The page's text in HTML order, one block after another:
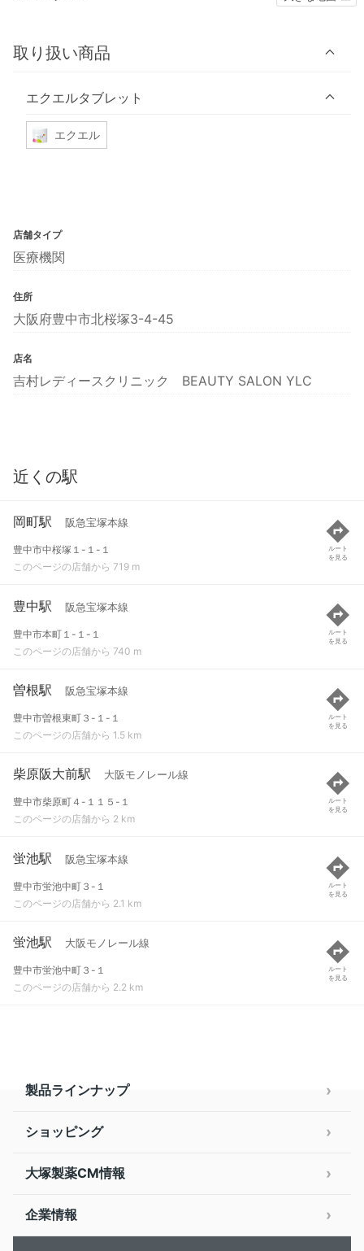
取り扱い商品
エクエルタブレット
エクエル
店舗タイプ
医療機関
住所
大阪府豊中市北桜塚3-4-45
店名
吉村レディースクリニック BEAUTY SALON YLC
近くの駅
岡町駅 阪急宝塚本線
豊中市中桜塚１-１-１
このページの店舗から 719 m
ルート
を見る
豊中駅 阪急宝塚本線
豊中市本町１-１-１
このページの店舗から 740 m
ルート
を見る
曽根駅 阪急宝塚本線
豊中市曽根東町３-１-１
このページの店舗から 1.5 km
ルート
を見る
柴原阪大前駅 大阪モノレール線
豊中市柴原町４-１１５-１
このページの店舗から 2 km
ルート
を見る
蛍池駅 阪急宝塚本線
豊中市蛍池中町３-１
このページの店舗から 2.1 km
ルート
を見る
蛍池駅 大阪モノレール線
豊中市蛍池中町３-１
このページの店舗から 2.2 km
ルート
を見る
製品ラインナップ
ショッピング
大塚製薬CM情報
企業情報